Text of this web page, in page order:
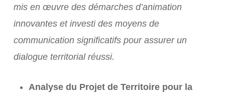
mis en œuvre des démarches d’animation
innovantes et investi des moyens de
communication significatifs pour assurer un
dialogue territorial réussi.
Analyse du Projet de Territoire pour la